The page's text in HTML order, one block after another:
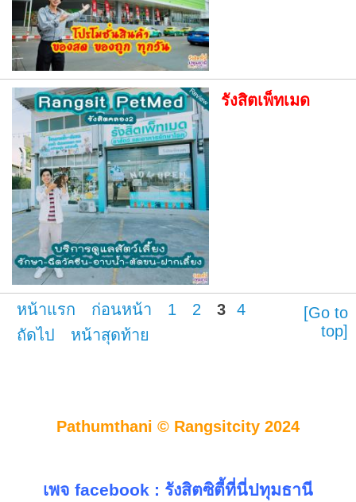
รังสิตเพ็ทเมด
หน้าแรก ก่อนหน้า 1 2 3
4
ถัดไป
หน้าสุดท้าย
[Go to
top]
Pathumthani © Rangsitcity 2024
เพจ facebook : รังสิตซิตี้ที่นี่ปทุมธานี